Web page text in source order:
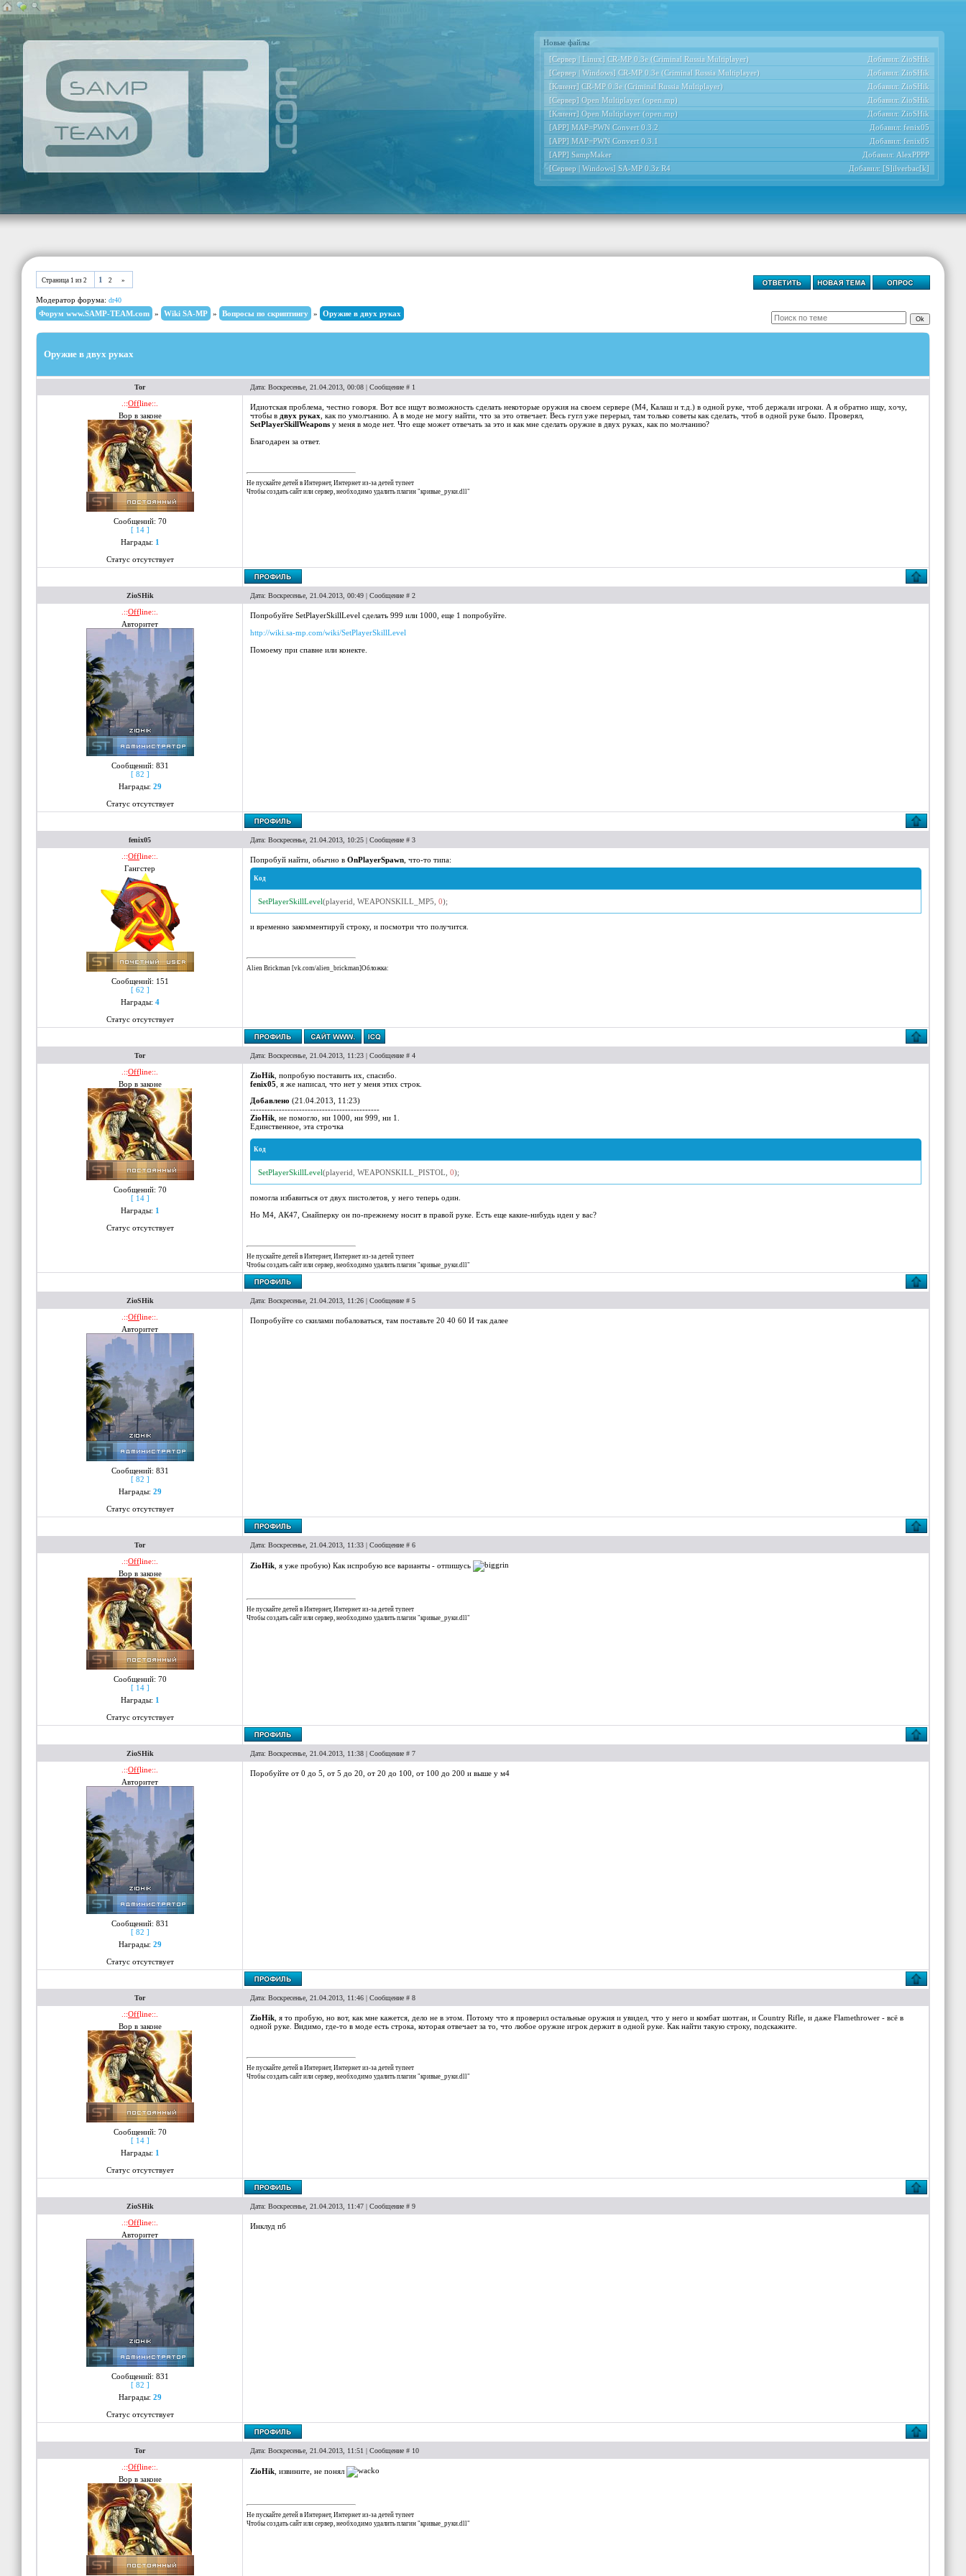
Новые файлы
[Сервер | Linux] CR-MP 0.3e (Criminal Russia Multiplayer)
Добавил: ZioSHik
[Сервер | Windows] CR-MP 0.3e (Criminal Russia Multiplayer)
Добавил: ZioSHik
[Клиент] CR-MP 0.3e (Criminal Russia Multiplayer)
Добавил: ZioSHik
[Сервер] Open Multiplayer (open.mp)
Добавил: ZioSHik
[Клиент] Open Multiplayer (open.mp)
Добавил: ZioSHik
[APP] MAP=PWN Convert 0.3.2
Добавил: fenix05
[APP] MAP=PWN Convert 0.3.1
Добавил: fenix05
[APP] SampMaker
Добавил: AlexPPPP
[Сервер | Windows] SA-MP 0.3z R4
Добавил: [S]ilverbac[k]
Страница 1 из 2 1 2 »
Модератор форума: dr40
Форум www.SAMP-TEAM.com » Wiki SA-MP » Вопросы по скриптингу » Оружие в двух руках
Оружие в двух руках
Tor Дата: Воскресенье, 21.04.2013, 00:08 | Сообщение # 1
.::Offline::.
Вор в законе
Сообщений: 70
[ 14 ]
Награды: 1
Статус отсутствует
Идиотская проблема, честно говоря. Вот все ищут возможность сделать некоторые оружия на своем сервере (M4, Калаш и т.д.) в одной руке, чтоб держали игроки. А я обратно ищу, хочу,
чтобы в двух руках , как по умолчанию. А в моде не могу найти, что за это отвечает. Весь гугл уже перерыл, там только советы как сделать, чтоб в одной руке было. Проверял,
SetPlayerSkillWeapons у меня в моде нет. Что еще может отвечать за это и как мне сделать оружие в двух руках, как по молчанию?
Благодарен за ответ.
Не пускайте детей в Интернет, Интернет из-за детей тупеет
Чтобы создать сайт или сервер, необходимо удалить плагин "кривые_руки.dll"
ZioSHik Дата: Воскресенье, 21.04.2013, 00:49 | Сообщение # 2
.::Offline::.
Авторитет
Сообщений: 831
[ 82 ]
Награды: 29
Статус отсутствует
Попробуйте SetPlayerSkillLevel сделать 999 или 1000, еще 1 попробуйте.
http://wiki.sa-mp.com/wiki/SetPlayerSkillLevel
Помоему при спавне или конекте.
fenix05 Дата: Воскресенье, 21.04.2013, 10:25 | Сообщение # 3
.::Offline::.
Гангстер
Сообщений: 151
[ 62 ]
Награды: 4
Статус отсутствует
Попробуй найти, обычно в OnPlayerSpawn , что-то типа:
Код
SetPlayerSkillLevel(playerid WEAPONSKILL_MP5 0);
и временно закомментируй строку, и посмотри что получится.
Alien Brickman [vk.com/alien_brickman]Обложка:
Tor Дата: Воскресенье, 21.04.2013, 11:23 | Сообщение # 4
.::Offline::.
Вор в законе
Сообщений: 70
[ 14 ]
Награды: 1
Статус отсутствует
ZioHik , попробую поставить их, спасибо.
fenix05 , я же написал, что нет у меня этих строк.
Добавлено (21.04.2013, 11:23)
---------------------------------------------
ZioHik , не помогло, ни 1000, ни 999, ни 1.
Единственное, эта строчка
Код
SetPlayerSkillLevel(playerid WEAPONSKILL_PISTOL 0);
помогла избавиться от двух пистолетов, у него теперь один.
Но М4, АК47, Снайперку он по-прежнему носит в правой руке. Есть еще какие-нибудь идеи у вас?
Не пускайте детей в Интернет, Интернет из-за детей тупеет
Чтобы создать сайт или сервер, необходимо удалить плагин "кривые_руки.dll"
ZioSHik Дата: Воскресенье, 21.04.2013, 11:26 | Сообщение # 5
.::Offline::.
Авторитет
Сообщений: 831
[ 82 ]
Награды: 29
Статус отсутствует
Попробуйте со скилами побаловаться, там поставьте 20 40 60 И так далее
Tor Дата: Воскресенье, 21.04.2013, 11:33 | Сообщение # 6
.::Offline::.
Вор в законе
Сообщений: 70
[ 14 ]
Награды: 1
Статус отсутствует
ZioHik , я уже пробую) Как испробую все варианты - отпишусь
Не пускайте детей в Интернет, Интернет из-за детей тупеет
Чтобы создать сайт или сервер, необходимо удалить плагин "кривые_руки.dll"
ZioSHik Дата: Воскресенье, 21.04.2013, 11:38 | Сообщение # 7
.::Offline::.
Авторитет
Сообщений: 831
[ 82 ]
Награды: 29
Статус отсутствует
Поробуйте от 0 до 5, от 5 до 20, от 20 до 100, от 100 до 200 и выше у м4
Tor Дата: Воскресенье, 21.04.2013, 11:46 | Сообщение # 8
.::Offline::.
Вор в законе
Сообщений: 70
[ 14 ]
Награды: 1
Статус отсутствует
ZioHik , я то пробую, но вот, как мне кажется, дело не в этом. Потому что я проверил остальные оружия и увидел, что у него и комбат шотган, и Country Rifle, и даже Flamethrower - всё в
одной руке. Видимо, где-то в моде есть строка, которая отвечает за то, что любое оружие игрок держит в одной руке. Как найти такую строку, подскажите.
Не пускайте детей в Интернет, Интернет из-за детей тупеет
Чтобы создать сайт или сервер, необходимо удалить плагин "кривые_руки.dll"
ZioSHik Дата: Воскресенье, 21.04.2013, 11:47 | Сообщение # 9
.::Offline::.
Авторитет
Сообщений: 831
[ 82 ]
Награды: 29
Статус отсутствует
Инклуд пб
Tor Дата: Воскресенье, 21.04.2013, 11:51 | Сообщение # 10
.::Offline::.
Вор в законе
ZioHik , извините, не понял
Не пускайте детей в Интернет, Интернет из-за детей тупеет
Чтобы создать сайт или сервер, необходимо удалить плагин "кривые_руки.dll"